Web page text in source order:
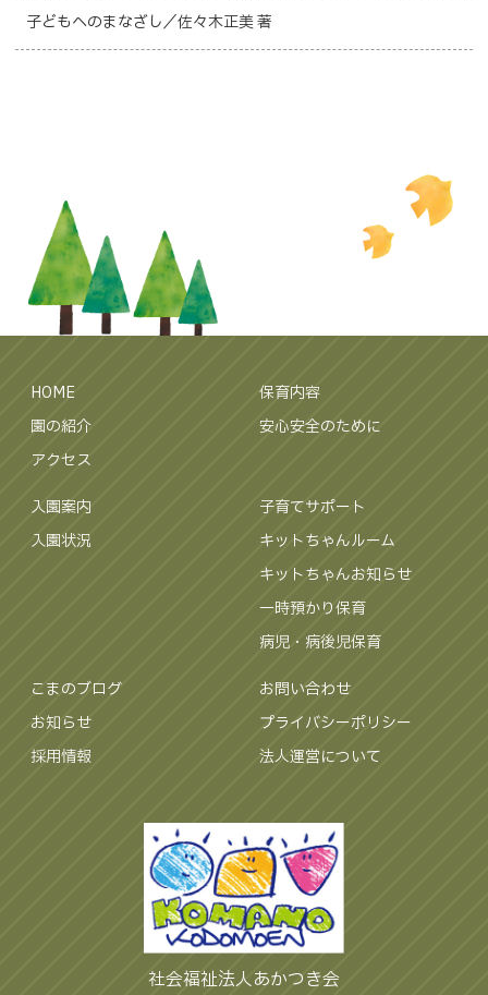
子どもへのまなざし／佐々木正美 著
HOME
園の紹介
アクセス
保育内容
安心安全のために
入園案内
入園状況
子育てサポート
キットちゃんルーム
キットちゃんお知らせ
一時預かり保育
病児・病後児保育
こまのブログ
お知らせ
採用情報
お問い合わせ
プライバシーポリシー
法人運営について
社会福祉法人あかつき会